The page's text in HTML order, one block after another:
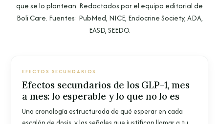
que se lo plantean. Redactados por el equipo editorial de
Boli Care. Fuentes: PubMed, NICE, Endocrine Society, ADA,
EASD, SEEDO.
EFECTOS SECUNDARIOS
Efectos secundarios de los GLP-1, mes
a mes: lo esperable y lo que no lo es
Una cronología estructurada de qué esperar en cada